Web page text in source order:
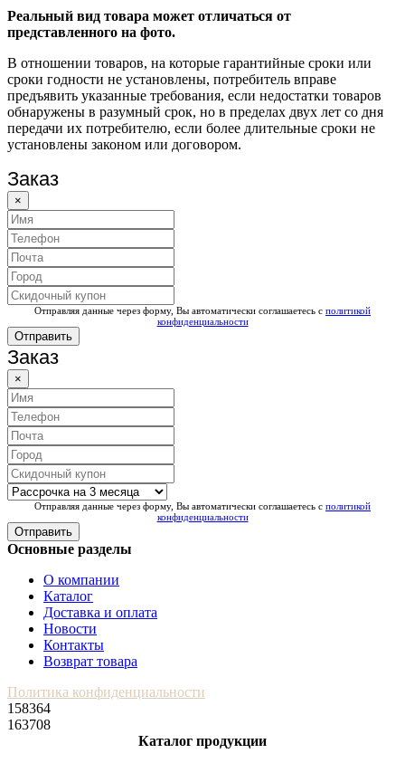
Реальный вид товара может отличаться от
представленного на фото.
В отношении товаров, на которые гарантийные сроки или
сроки годности не установлены, потребитель вправе
предъявить указанные требования, если недостатки товаров
обнаружены в разумный срок, но в пределах двух лет со дня
передачи их потребителю, если более длительные сроки не
установлены законом или договором.
Заказ
×
Отправляя данные через форму, Вы автоматически соглашаетесь с политикой
конфиденциальности
Отправить
Заказ
×
Отправляя данные через форму, Вы автоматически соглашаетесь с политикой
конфиденциальности
Отправить
Основные разделы
О компании
Каталог
Доставка и оплата
Новости
Контакты
Возврат товара
Политика конфиденциальности
158364
163708
Каталог продукции